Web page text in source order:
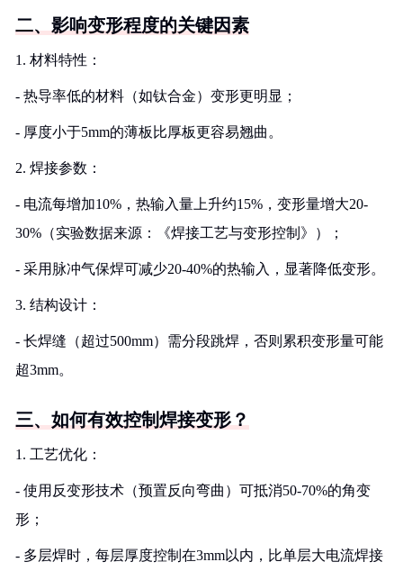
二、影响变形程度的关键因素
1. 材料特性：
- 热导率低的材料（如钛合金）变形更明显；
- 厚度小于5mm的薄板比厚板更容易翘曲。
2. 焊接参数：
- 电流每增加10%，热输入量上升约15%，变形量增大20-
30%（实验数据来源：《焊接工艺与变形控制》）；
- 采用脉冲气保焊可减少20-40%的热输入，显著降低变形。
3. 结构设计：
- 长焊缝（超过500mm）需分段跳焊，否则累积变形量可能
超3mm。
三、如何有效控制焊接变形？
1. 工艺优化：
- 使用反变形技术（预置反向弯曲）可抵消50-70%的角变
形；
- 多层焊时，每层厚度控制在3mm以内，比单层大电流焊接